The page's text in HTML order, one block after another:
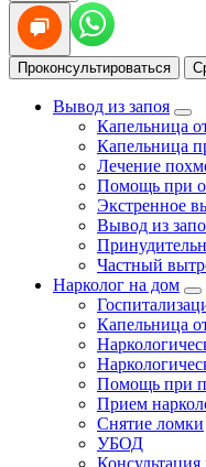
Проконсультироваться
Вывод из запоя
Капельница
Капельница
Лечение
Помощь при
Экстренное
Вывод из
Частный
Нарколог на дом
Капельница
Помощь при
Прием
Снятие ломки
УБОД